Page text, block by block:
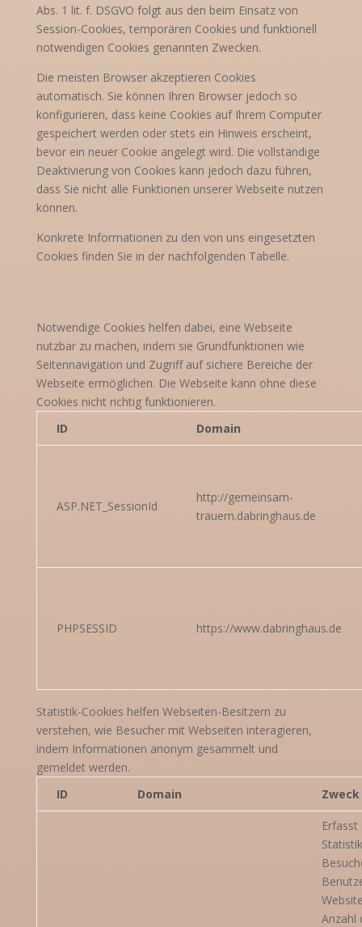
Abs. 1 lit. f. DSGVO folgt aus den beim Einsatz von
Session-Cookies, temporären Cookies und funktionell
notwendigen Cookies genannten Zwecken.
Die meisten Browser akzeptieren Cookies
automatisch. Sie können Ihren Browser jedoch so
konfigurieren, dass keine Cookies auf Ihrem Computer
gespeichert werden oder stets ein Hinweis erscheint,
bevor ein neuer Cookie angelegt wird. Die vollständige
Deaktivierung von Cookies kann jedoch dazu führen,
dass Sie nicht alle Funktionen unserer Webseite nutzen
können.
Konkrete Informationen zu den von uns eingesetzten
Cookies finden Sie in der nachfolgenden Tabelle.
Notwendige Cookies helfen dabei, eine Webseite
nutzbar zu machen, indem sie Grundfunktionen wie
Seitennavigation und Zugriff auf sichere Bereiche der
Webseite ermöglichen. Die Webseite kann ohne diese
Cookies nicht richtig funktionieren.
ID
Domain
ASP.NET_SessionId
http://gemeinsam-
trauern.dabringhaus.de
PHPSESSID https://www.dabringhaus.de
Statistik-Cookies helfen Webseiten-Besitzern zu
verstehen, wie Besucher mit Webseiten interagieren,
indem Informationen anonym gesammelt und
gemeldet werden.
ID
Domain Zweck
Anzahl